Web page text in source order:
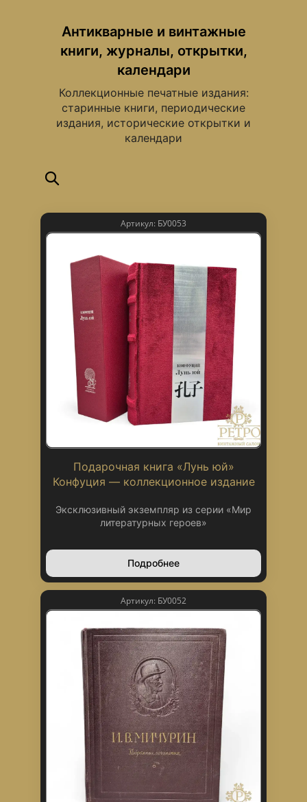
Антикварные и винтажные
книги, журналы, открытки,
календари
Коллекционные печатные издания:
старинные книги, периодические
издания, исторические открытки и
календари
Артикул: БУ0053
Подарочная книга «Лунь юй»
Конфуция — коллекционное издание
Эксклюзивный экземпляр из серии «Мир
литературных героев»
Подробнее
Артикул: БУ0052